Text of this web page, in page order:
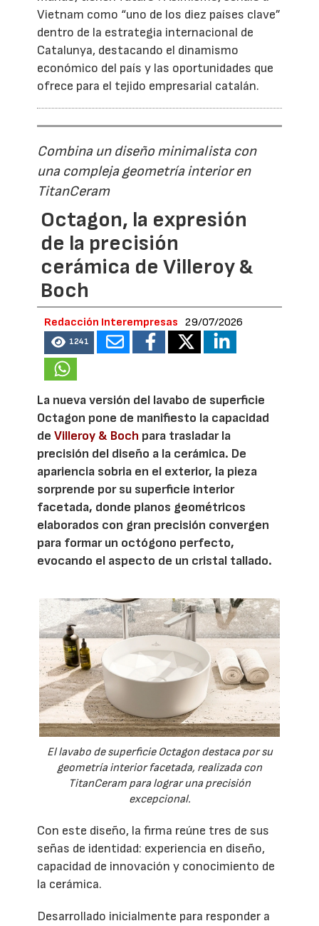
Vietnam como “uno de los diez países clave”
dentro de la estrategia internacional de
Catalunya, destacando el dinamismo
económico del país y las oportunidades que
ofrece para el tejido empresarial catalán.
Combina un diseño minimalista con
una compleja geometría interior en
TitanCeram
Octagon, la expresión
de la precisión
cerámica de Villeroy &
Boch
Redacción Interempresas 29/07/2026
1241
La nueva versión del lavabo de superficie
Octagon pone de manifiesto la capacidad
deVilleroy & Boch para trasladar la
precisión del diseño a la cerámica. De
apariencia sobria en el exterior, la pieza
sorprende por su superficie interior
facetada, donde planos geométricos
elaborados con gran precisión convergen
para formar un octógono perfecto,
evocando el aspecto de un cristal tallado.
El lavabo de superficie Octagon destaca por su
geometría interior facetada, realizada con
TitanCeram para lograr una precisión
excepcional.
Con este diseño, la firma reúne tres de sus
señas de identidad: experiencia en diseño,
capacidad de innovación y conocimiento de
la cerámica.
Desarrollado inicialmente para responder a